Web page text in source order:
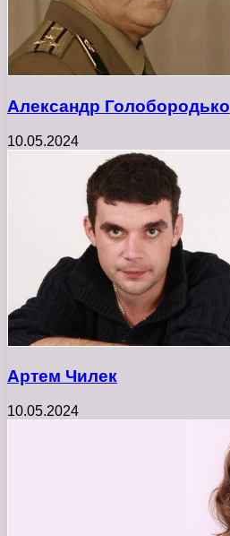
Александр Голобородько
10.05.2024
Артем Чилек
10.05.2024